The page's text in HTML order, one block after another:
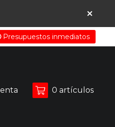
Presupuestos inmediatos
0 artículos